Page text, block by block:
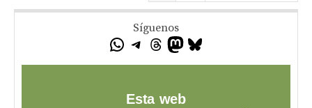
Síguenos
Esta web